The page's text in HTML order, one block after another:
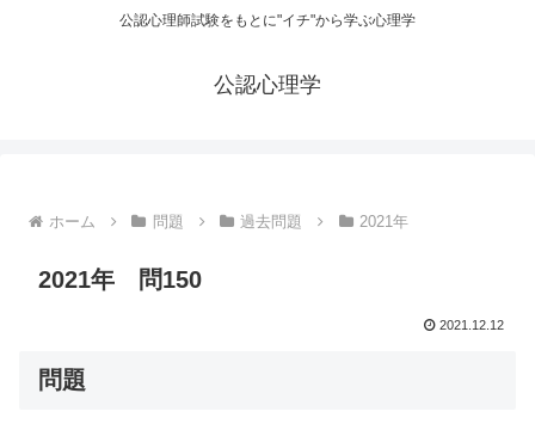
公認心理師試験をもとに"イチ"から学ぶ心理学
公認心理学
ホーム 問題 過去問題 2021年
2021年 問150
2021.12.12
問題